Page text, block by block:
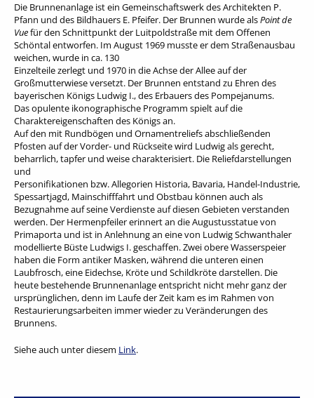
Die Brunnenanlage ist ein Gemeinschaftswerk des Architekten P.
Pfann und des Bildhauers E. Pfeifer. Der Brunnen wurde alsPoint de
Vuefür den Schnittpunkt der Luitpoldstraße mit dem Offenen
Schöntal entworfen. Im August 1969 musste er dem Straßenausbau
weichen, wurde in ca. 130
Einzelteile zerlegt und 1970 in die Achse der Allee auf der
Großmutterwiese versetzt. Der Brunnen entstand zu Ehren des
bayerischen Königs Ludwig I., des Erbauers des Pompejanums.
Das opulente ikonographische Programm spielt auf die
Charaktereigenschaften des Königs an.
Auf den mit Rundbögen und Ornamentreliefs abschließenden
Pfosten auf der Vorder- und Rückseite wird Ludwig als gerecht,
beharrlich, tapfer und weise charakterisiert. Die Reliefdarstellungen
und
Personifikationen bzw. Allegorien Historia, Bavaria, Handel-Industrie,
Spessartjagd, Mainschifffahrt und Obstbau können auch als
Bezugnahme auf seine Verdienste auf diesen Gebieten verstanden
werden. Der Hermenpfeiler erinnert an die Augustusstatue von
Primaporta und ist in Anlehnung an eine von Ludwig Schwanthaler
modellierte Büste Ludwigs I. geschaffen. Zwei obere Wasserspeier
haben die Form antiker Masken, während die unteren einen
Laubfrosch, eine Eidechse, Kröte und Schildkröte darstellen. Die
heute bestehende Brunnenanlage entspricht nicht mehr ganz der
ursprünglichen, denn im Laufe der Zeit kam es im Rahmen von
Restaurierungsarbeiten immer wieder zu Veränderungen des
Brunnens.
Siehe auch unter diesem Link.